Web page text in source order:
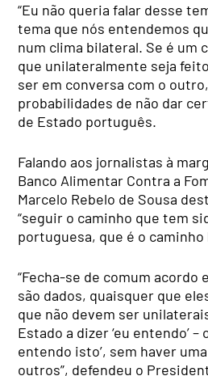
“Eu não queria falar desse
tema que nós entendemos
num clima bilateral. Se é um
que unilateralmente seja
ser em conversa com o
probabilidades de não dar
de Estado português.
Falando aos jornalistas à
Banco Alimentar Contra a
Marcelo Rebelo de Sousa
“seguir o caminho que tem
portuguesa, que é o caminho
“Fecha-se de comum acordo
são dados, quaisquer que
que não devem ser
Estado a dizer ‘eu entendo’ –
entendo isto’, sem haver
outros”, defendeu o